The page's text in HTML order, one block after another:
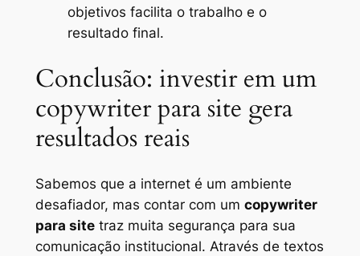
objetivos facilita o trabalho e o
resultado final.
Conclusão: investir em um
copywriter para site gera
resultados reais
Sabemos que a internet é um ambiente
desafiador, mas contar com um copywriter
para sitetraz muita segurança para sua
comunicação institucional. Através de textos